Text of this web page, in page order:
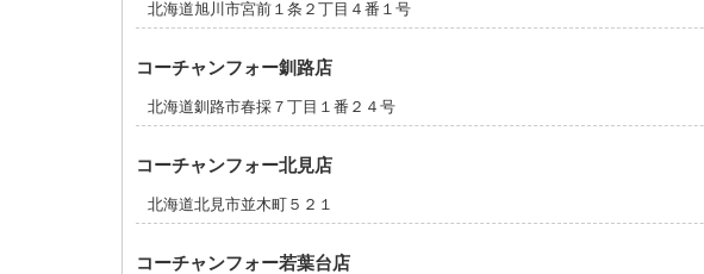
北海道旭川市宮前１条２丁目４番１号
コーチャンフォー釧路店
北海道釧路市春採７丁目１番２４号
コーチャンフォー北見店
北海道北見市並木町５２１
コーチャンフォー若葉台店